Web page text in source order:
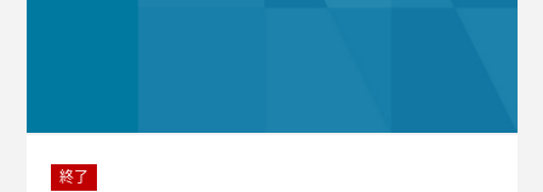
終了